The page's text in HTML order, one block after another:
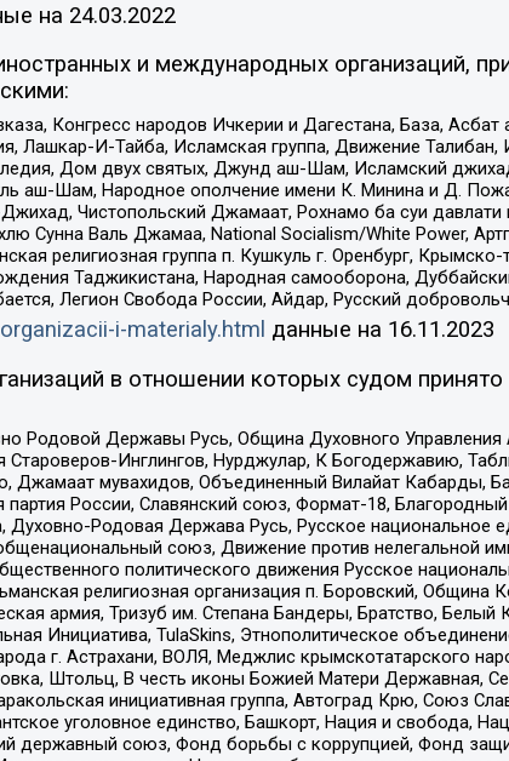
на 24.03.2022
и международных организаций,
Конгресс народов Ичкерии и Дагестана, База, Асбат
Лашкар-И-Тайба, Исламская группа, Движение Талибан,
Дом двух святых, Джунд аш-Шам, Исламский
аш-Шам, Народное ополчение имени К. Минина и Д.
Чистопольский Джамаат, Рохнамо ба суи давлати
Сунна Валь Джамаа, National Socialism/White Power,
религиозная группа п. Кушкуль г. Оренбург,
Таджикистана, Народная самооборона,
Легион Свобода России, Айдар, Русский
i-materialy.html данные на 16.11.2023
в отношении которых судом
Родовой Державы Русь, Община Духовного Управления
Инглингов, Нурджулар, К Богодержавию,
Джамаат мувахидов, Объединенный Вилайат Кабарды,
России, Славянский союз, Формат-18,
Родовая Держава Русь, Русское национальное
союз, Движение против нелегальной
политического движения Русское
религиозная организация п. Боровский, Община
армия, Тризуб им. Степана Бандеры, Братство, Белый
Инициатива, TulaSkins, Этнополитическое
г. Астрахани, ВОЛЯ, Меджлис крымскотатарского
Штольц, В честь иконы Божией Матери Державная,
инициативная группа, Автоград Крю, Союз
уголовное единство, Башкорт, Нация и свобода,
державный союз, Фонд борьбы с коррупцией, Фонд